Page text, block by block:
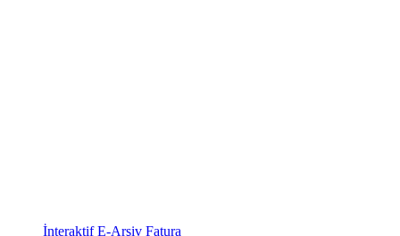
İnteraktif E-Arşiv Fatura